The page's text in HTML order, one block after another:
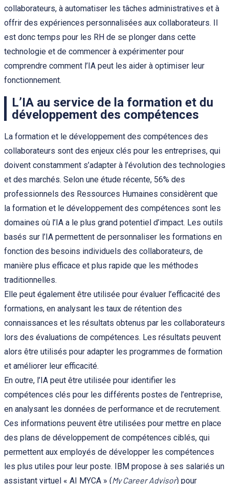
collaborateurs, à automatiser les tâches administratives et à
offrir des expériences personnalisées aux collaborateurs. Il
est donc temps pour les RH de se plonger dans cette
technologie et de commencer à expérimenter pour
comprendre comment l’IA peut les aider à optimiser leur
fonctionnement.
L’IA au service de la formation et du
développement des compétences
La formation et le développement des compétences des
collaborateurs sont des enjeux clés pour les entreprises, qui
doivent constamment s’adapter à l’évolution des technologies
et des marchés. Selon une étude récente, 56% des
professionnels des Ressources Humaines considèrent que
la formation et le développement des compétences sont les
domaines où l’IA a le plus grand potentiel d’impact. Les outils
basés sur l’IA permettent de personnaliser les formations en
fonction des besoins individuels des collaborateurs, de
manière plus efficace et plus rapide que les méthodes
traditionnelles.
Elle peut également être utilisée pour évaluer l’efficacité des
formations, en analysant les taux de rétention des
connaissances et les résultats obtenus par les collaborateurs
lors des évaluations de compétences. Les résultats peuvent
alors être utilisés pour adapter les programmes de formation
et améliorer leur efficacité.
En outre, l’IA peut être utilisée pour identifier les
compétences clés pour les différents postes de l’entreprise,
en analysant les données de performance et de recrutement.
Ces informations peuvent être utilisées pour mettre en place
des plans de développement de compétences ciblés, qui
permettent aux employés de développer les compétences
les plus utiles pour leur poste. IBM propose à ses salariés un
assistant virtuel « AI MYCA » (My Career Advisor) pour